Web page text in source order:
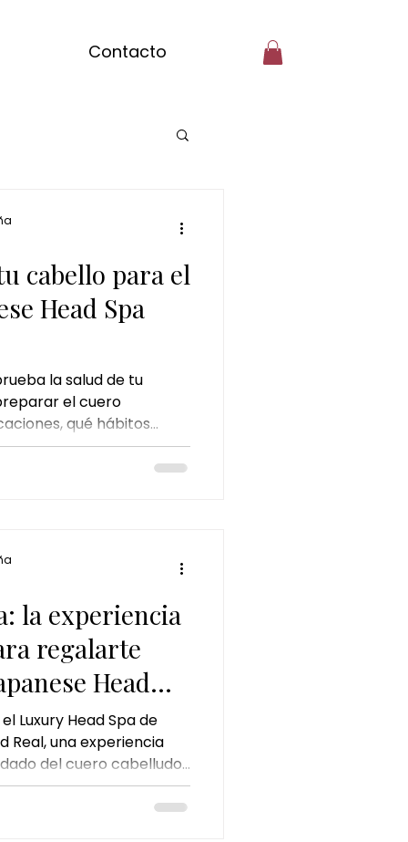
Contacto
masajes del mundo
cabello para el
Head Spa
la salud de tu
el cuero
qué hábitos
y por qué un Head
para mantener un
la experiencia
regalarte
Head
Luxury Head Spa de
Real, una experiencia
del cuero cabelludo,
Conoce sus beneficios,
recomendado y por qué